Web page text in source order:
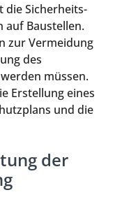
die Sicherheits-
auf Baustellen.
zur Vermeidung
des
müssen.
Erstellung eines
und die
der